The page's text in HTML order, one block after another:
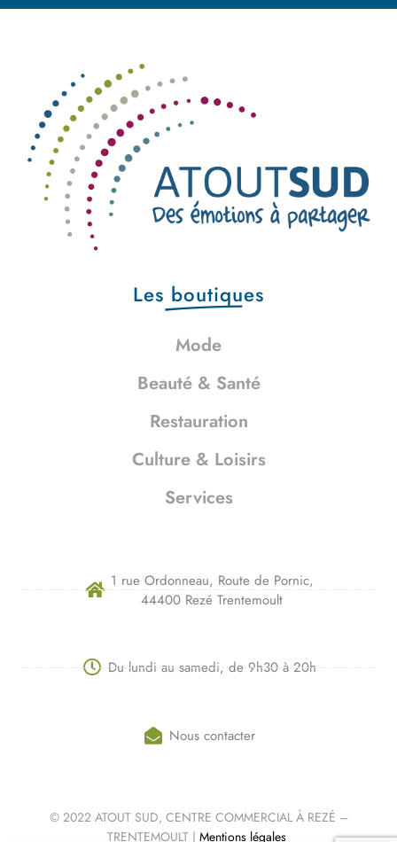
Les boutiques
Mode
Beauté & Santé
Restauration
Culture & Loisirs
Services
1 rue Ordonneau, Route de Pornic,
44400 Rezé Trentemoult
Du lundi au samedi, de 9h30 à 20h
Nous contacter
© 2022 ATOUT SUD, CENTRE COMMERCIAL À REZÉ –
TRENTEMOULT | Mentions légales